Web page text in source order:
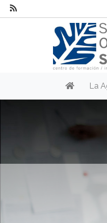
La